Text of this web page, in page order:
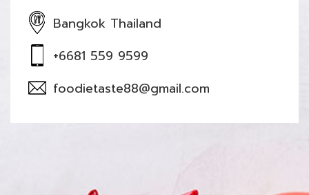
Bangkok Thailand
+6681 559 9599
foodietaste88@gmail.com